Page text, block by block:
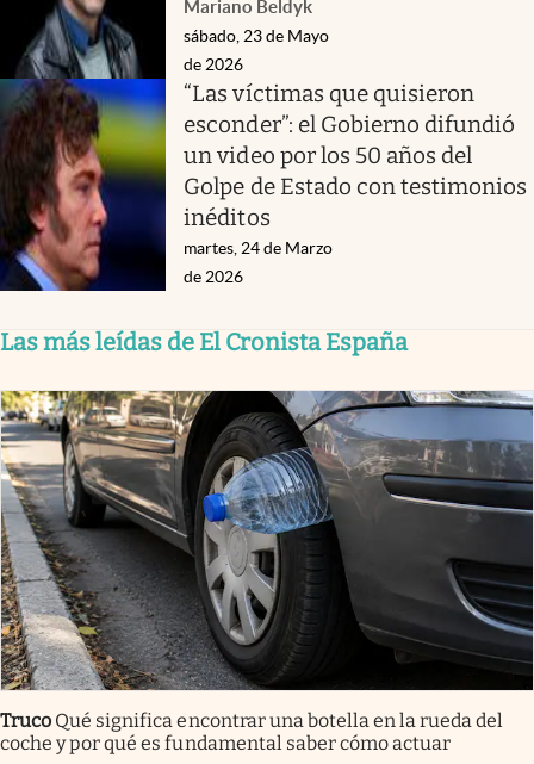
Mariano Beldyk
sábado, 23 de Mayo
de 2026
“Las víctimas que quisieron
esconder”: el Gobierno difundió
un video por los 50 años del
Golpe de Estado con testimonios
inéditos
martes, 24 de Marzo
de 2026
Las más leídas de El Cronista España
Truco Qué significa encontrar una botella en la rueda del
coche y por qué es fundamental saber cómo actuar